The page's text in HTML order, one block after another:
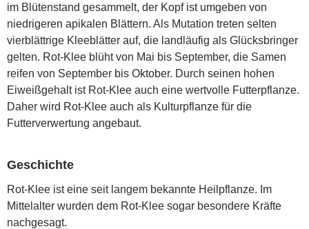
im Blütenstand gesammelt, der Kopf ist umgeben von
niedrigeren apikalen Blättern. Als Mutation treten selten
vierblättrige Kleeblätter auf, die landläufig als Glücksbringer
gelten. Rot-Klee blüht von Mai bis September, die Samen
reifen von September bis Oktober. Durch seinen hohen
Eiweißgehalt ist Rot-Klee auch eine wertvolle Futterpflanze.
Daher wird Rot-Klee auch als Kulturpflanze für die
Futterverwertung angebaut.
Geschichte
Rot-Klee ist eine seit langem bekannte Heilpflanze. Im
Mittelalter wurden dem Rot-Klee sogar besondere Kräfte
nachgesagt.